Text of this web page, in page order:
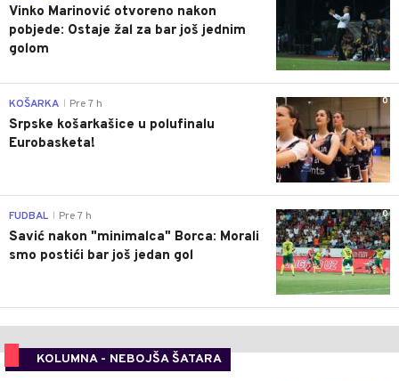
Vinko Marinović otvoreno nakon
pobjede: Ostaje žal za bar još jednim
golom
0
KOŠARKA Pre 7 h
Srpske košarkašice u polufinalu
Eurobasketa!
0
FUDBAL Pre 7 h
Savić nakon "minimalca" Borca: Morali
smo postići bar još jedan gol
KOLUMNA - NEBOJŠA ŠATARA